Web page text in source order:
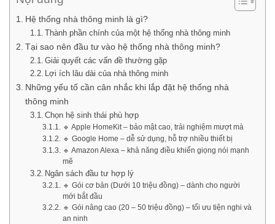
Hệ thống nhà thông minh là gì?
Thành phần chính của một hệ thống nhà thông minh
Tại sao nên đầu tư vào hệ thống nhà thông minh?
Giải quyết các vấn đề thường gặp
Lợi ích lâu dài của nhà thông minh
Những yếu tố cần cân nhắc khi lắp đặt hệ thống nhà
thông minh
Chọn hệ sinh thái phù hợp
🔹 Apple HomeKit – bảo mật cao, trải nghiệm mượt mà
🔹 Google Home – dễ sử dụng, hỗ trợ nhiều thiết bị
🔹 Amazon Alexa – khả năng điều khiển giọng nói mạnh
mẽ
Ngân sách đầu tư hợp lý
🔹 Gói cơ bản (Dưới 10 triệu đồng) – dành cho người
mới bắt đầu
🔹 Gói nâng cao (20 – 50 triệu đồng) – tối ưu tiện nghi và
an ninh